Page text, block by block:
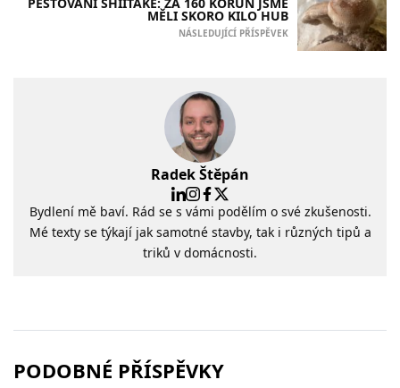
MĚLI SKORO KILO HUB
NÁSLEDUJÍCÍ PŘÍSPĚVEK
Radek Štěpán
Bydlení mě baví. Rád se s vámi podělím o své zkušenosti.
Mé texty se týkají jak samotné stavby, tak i různých tipů a
triků v domácnosti.
PODOBNÉ PŘÍSPĚVKY